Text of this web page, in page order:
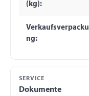
(kg):
Verkaufsverpacku
ng:
SERVICE
Dokumente